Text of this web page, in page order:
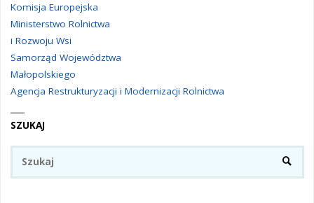
Komisja Europejska
Ministerstwo Rolnictwa
i Rozwoju Wsi
Samorząd Województwa
Małopolskiego
Agencja Restrukturyzacji i Modernizacji Rolnictwa
SZUKAJ